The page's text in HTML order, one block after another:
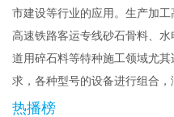
市建设等行业的应用。生产加工
高速铁路客运专线砂石骨料、
道用碎石料等特种施工领域尤
求，各种型号的设备进行组合，
热播榜